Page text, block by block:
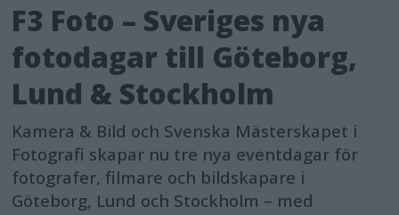
F3 Foto – Sveriges nya
fotodagar till Göteborg,
Lund & Stockholm
Kamera & Bild och Svenska Mästerskapet i
Fotografi skapar nu tre nya eventdagar för
fotografer, filmare och bildskapare i
Göteborg, Lund och Stockholm – med